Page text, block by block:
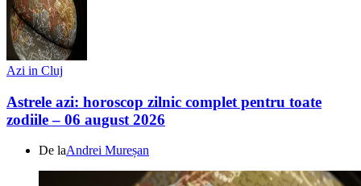
Azi in Cluj
Astrele azi: horoscop zilnic complet pentru toate
zodiile – 06 august 2026
De laAndrei Mureșan